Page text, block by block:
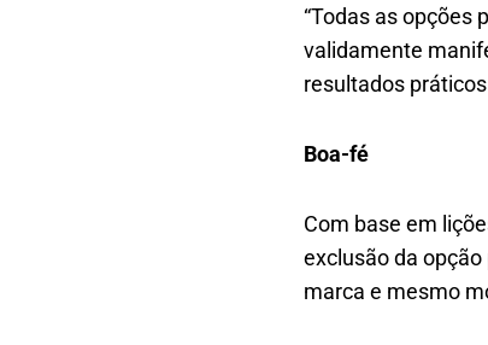
“Todas as opções
validamente
resultados
Boa-fé
Com base em
exclusão da
marca e mesmo